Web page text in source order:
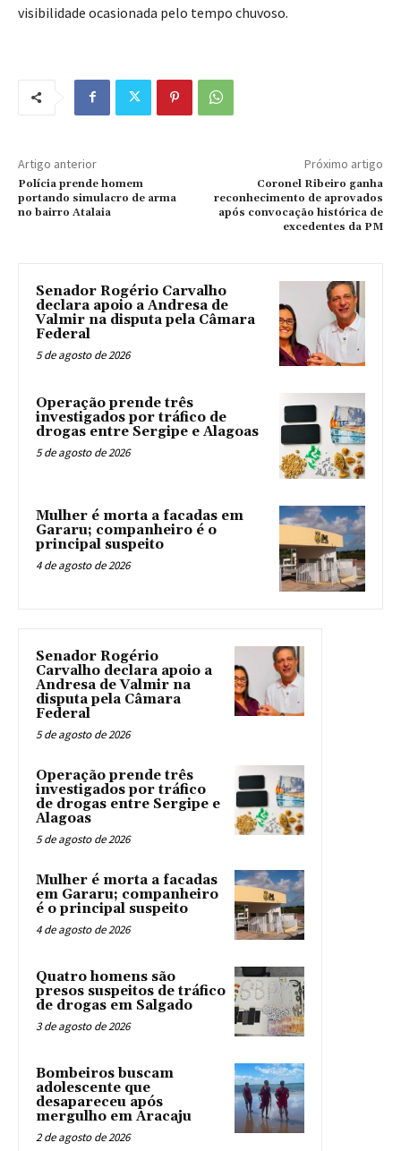
visibilidade ocasionada pelo tempo chuvoso.
Artigo anterior
Polícia prende homem
portando simulacro de arma
no bairro Atalaia
Próximo artigo
Coronel Ribeiro ganha
reconhecimento de aprovados
após convocação histórica de
excedentes da PM
Senador Rogério Carvalho
declara apoio a Andresa de
Valmir na disputa pela Câmara
Federal
5 de agosto de 2026
Operação prende três
investigados por tráfico de
drogas entre Sergipe e Alagoas
5 de agosto de 2026
Mulher é morta a facadas em
Gararu; companheiro é o
principal suspeito
4 de agosto de 2026
Senador Rogério
Carvalho declara apoio a
Andresa de Valmir na
disputa pela Câmara
Federal
5 de agosto de 2026
Operação prende três
investigados por tráfico
de drogas entre Sergipe e
Alagoas
5 de agosto de 2026
Mulher é morta a facadas
em Gararu; companheiro
é o principal suspeito
4 de agosto de 2026
Quatro homens são
presos suspeitos de tráfico
de drogas em Salgado
3 de agosto de 2026
Bombeiros buscam
adolescente que
desapareceu após
mergulho em Aracaju
2 de agosto de 2026